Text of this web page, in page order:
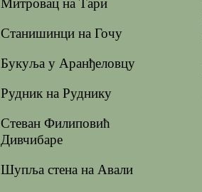
Митровац на Тари
Станишинци на Гочу
Букуља у Аранђеловцу
Рудник на Руднику
Стеван Филиповић
Дивчибаре
Шупља стена на Авали